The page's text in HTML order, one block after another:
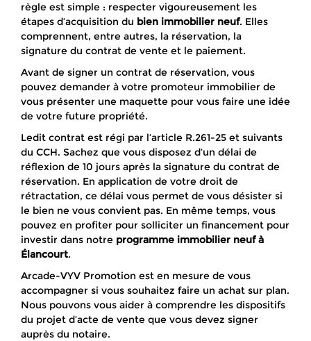
règle est simple : respecter vigoureusement les
étapes d’acquisition du bien immobilier neuf. Elles
comprennent, entre autres, la réservation, la
signature du contrat de vente et le paiement.
Avant de signer un contrat de réservation, vous
pouvez demander à votre promoteur immobilier de
vous présenter une maquette pour vous faire une idée
de votre future propriété.
Ledit contrat est régi par l’article R.261-25 et suivants
du CCH. Sachez que vous disposez d’un délai de
réflexion de 10 jours après la signature du contrat de
réservation. En application de votre droit de
rétractation, ce délai vous permet de vous désister si
le bien ne vous convient pas. En même temps, vous
pouvez en profiter pour solliciter un financement pour
investir dans notre programme immobilier neuf à
Élancourt.
Arcade-VYV Promotion est en mesure de vous
accompagner si vous souhaitez faire un achat sur plan.
Nous pouvons vous aider à comprendre les dispositifs
du projet d’acte de vente que vous devez signer
auprès du notaire.